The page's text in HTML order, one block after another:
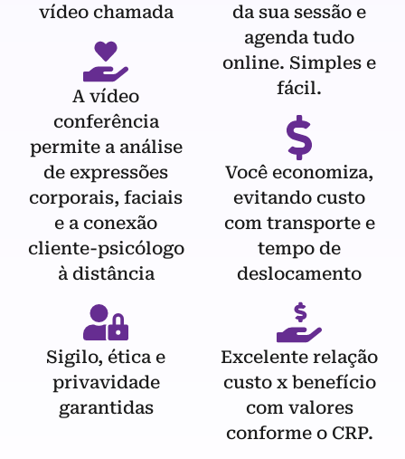
vídeo chamada
A vídeo
conferência
permite a análise
de expressões
corporais, faciais
e a conexão
cliente-psicólogo
à distância
Sigilo, ética e
privavidade
garantidas
da sua sessão e
agenda tudo
online. Simples e
fácil.
Você economiza,
evitando custo
com transporte e
tempo de
deslocamento
Excelente relação
custo x benefício
com valores
conforme o CRP.